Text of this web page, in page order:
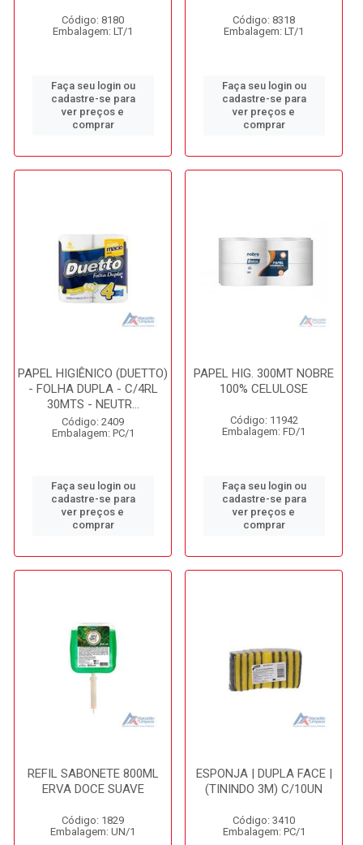
Código: 8180
Embalagem: LT/1
Faça seu login ou
cadastre-se para
ver preços e
comprar
Código: 8318
Embalagem: LT/1
Faça seu login ou
cadastre-se para
ver preços e
comprar
PAPEL HIGIÊNICO (DUETTO)
- FOLHA DUPLA - C/4RL
30MTS - NEUTR...
Código: 2409
Embalagem: PC/1
Faça seu login ou
cadastre-se para
ver preços e
comprar
PAPEL HIG. 300MT NOBRE
100% CELULOSE
Código: 11942
Embalagem: FD/1
Faça seu login ou
cadastre-se para
ver preços e
comprar
REFIL SABONETE 800ML
ERVA DOCE SUAVE
Código: 1829
Embalagem: UN/1
ESPONJA | DUPLA FACE |
(TININDO 3M) C/10UN
Código: 3410
Embalagem: PC/1